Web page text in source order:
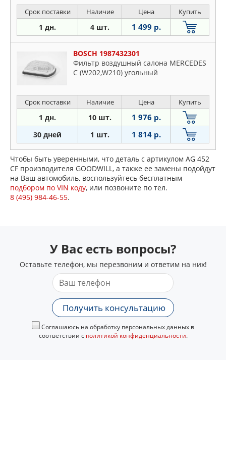
Срок поставки Наличие Цена Купить
1 дн. 4 шт. 1 499 р.
BOSCH 1987432301
Фильтр воздушный салона MERCEDES
C (W202,W210) угольный
Срок поставки Наличие Цена Купить
1 дн. 10 шт. 1 976 р.
30 дней 1 шт. 1 814 р.
Чтобы быть уверенными, что деталь с артикулом AG 452
CF производителя GOODWILL, а также ее замены подойдут
на Ваш автомобиль, воспользуйтесь бесплатным
подбором по VIN коду, или позвоните по тел.
8 (495) 984-46-55.
У Вас есть вопросы?
Оставьте телефон, мы перезвоним и ответим на них!
Получить консультацию
Соглашаюсь на обработку персональных данных в
соответствии с политикой конфиденциальности.